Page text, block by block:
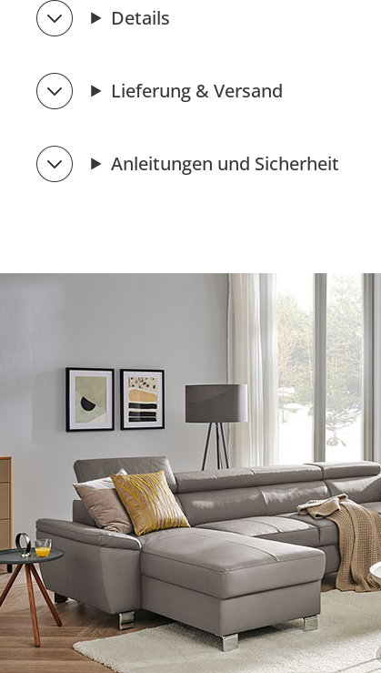
Details
Lieferung & Versand
Anleitungen und Sicherheit